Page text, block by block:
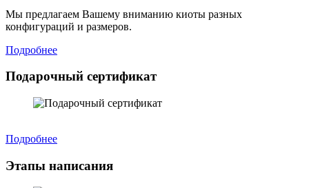
Мы предлагаем Вашему вниманию киоты разных
конфигураций и размеров.
Подробнее
Подарочный сертификат
Подробнее
Этапы написания